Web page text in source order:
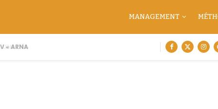
MANAGEMENT
DÉMARCHE DE CARTOGRAPHIE...
« ARNAQUE MOI SI TU...